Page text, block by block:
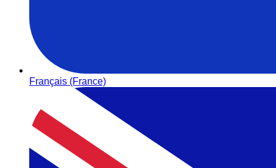
Français (France)